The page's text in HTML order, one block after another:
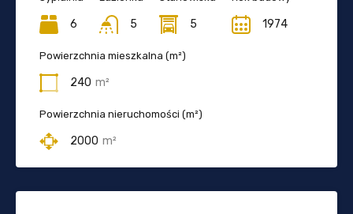
6 5 5 1974
Powierzchnia mieszkalna (m²)
240 m²
Powierzchnia nieruchomości (m²)
2000 m²